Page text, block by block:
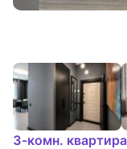
3-комн.